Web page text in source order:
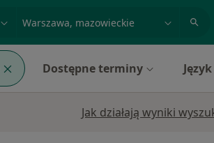
Dostępne terminy Język
Jak działają wyniki